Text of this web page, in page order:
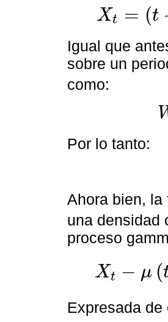
Xt = (t
Xt=t -q +(gt g q)θ +
Igual que
sobre un
como:
W
Por lo tanto:
Ahora bien,
una densidad
proceso
Xt − μ (
Xt-μ t- ~G Nθ gt -
Expresada